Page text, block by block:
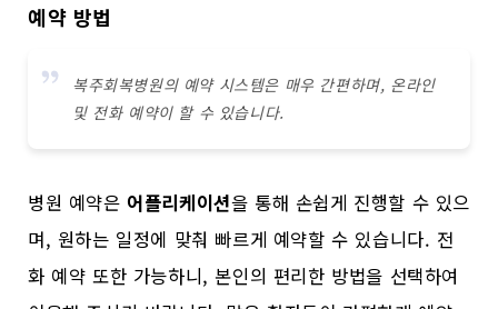
예약 방법
복주회복병원의 예약 시스템은 매우 간편하며, 온라인
및 전화 예약이 할 수 있습니다.
병원 예약은 어플리케이션을 통해 손쉽게 진행할 수 있으
며, 원하는 일정에 맞춰 빠르게 예약할 수 있습니다. 전
화 예약 또한 가능하니, 본인의 편리한 방법을 선택하여